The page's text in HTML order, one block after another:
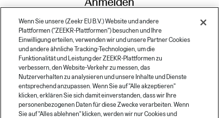
E-mail *
Passwort *
Anmelden
Wenn Sie unsere (Zeekr EU B.V.) Website und andere
Plattformen ("ZEEKR-Plattformen") besuchen und Ihre
Einwilligung erteilen, verwenden wir und unsere Partner Cookies
und andere ähnliche Tracking-Technologien, um die
Funktionalität und Leistung der ZEEKR-Plattformen zu
verbessern, den Website-Verkehr zu messen, das
Nutzerverhalten zu analysieren und unsere Inhalte und Dienste
entsprechend anzupassen. Wenn Sie auf "Alle akzeptieren"
klicken, erklären Sie sich damit einverstanden, dass wir Ihre
personenbezogenen Daten für diese Zwecke verarbeiten. Wenn
Sie auf "Alles ablehnen" klicken, werden wir nur Cookies und